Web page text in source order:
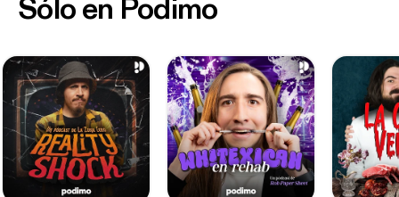
Sólo en Podimo